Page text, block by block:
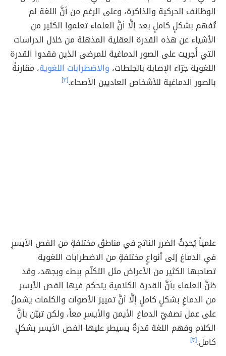
الوظائف الحركية والذاكرة، وعلى الرغم من أنَّ اللغة لم
تُفهم بشكلٍ كاملٍ بعد إلَّا أنَّ العلماء تعلموا الكثير من
الأشياء عن هذه القدرة العقلية المذهلة من خلال الدراسات
التي أُجريت على الصور الدماغية للمرضى الذين فقدوا القدرة
اللغوية جرّاء الإصابة بالجلطات، والاضطرابات اللغوية، مقارنةً
بالصور الدماغية للأشخاص العاديين الأصحاء.[٣]
علمياً يُحدِثُ الضرر الناتج في مناطقَ مختلفةٍ من الفص الأيسرِ
في الدماغ إلى أنواعٍ مختلفةٍ من الاضطرابات اللغوية
تصاحبها الكثير من الأعراض مثل التكلّم ببطء وبجهد، وقد
ظنَّ العلماء بأنَّ القدرة الكلامية يتحكم فيها الفص الأيسر
من الدماغِ بشكلٍ كاملٍ إلَّا أنَّ تمييز الأصوات والكلمات يشملُ
على عمل نصفيّ الدماغ الأيمن والأيسرِ معاً، ولكن تبيّن بأنَّ
الكلام وفهم اللغة قدرةٌ يسيطر عليها الفص الأيسر بشكلٍ
كامل.[٣]